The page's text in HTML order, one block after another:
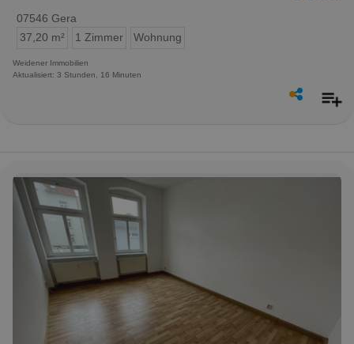
07546 Gera
37,20 m²
1 Zimmer Wohnung
Weidener Immobilien
Aktualisiert: 3 Stunden, 16 Minuten